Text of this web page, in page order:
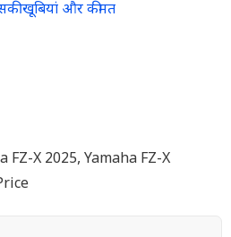
खूबियां और कीमत
FZ-X 2025, Yamaha FZ-X